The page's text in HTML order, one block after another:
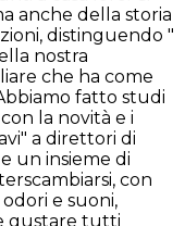
anche della storia
distinguendo "
nostra
che ha come
fatto studi
la novità e i
a direttori di
un insieme di
con
odori e suoni,
gustare tutti